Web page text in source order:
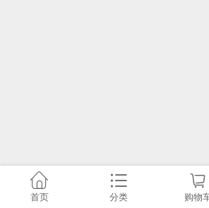
首页 分类 购物